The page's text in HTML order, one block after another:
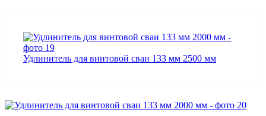
Удлинитель для винтовой сваи 133 мм 2500 мм